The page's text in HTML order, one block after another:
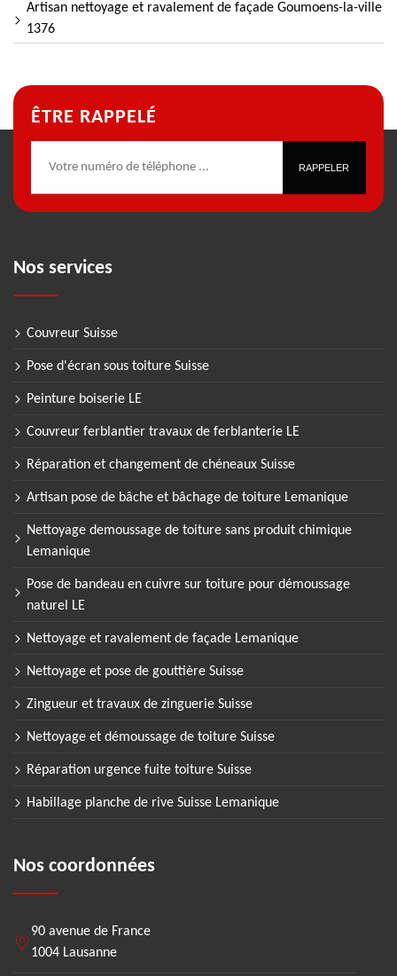
Artisan nettoyage et ravalement de façade Goumoens-la-ville
1376
ÊTRE RAPPELÉ
Nos services
Couvreur Suisse
Pose d'écran sous toiture Suisse
Peinture boiserie LE
Couvreur ferblantier travaux de ferblanterie LE
Réparation et changement de chéneaux Suisse
Artisan pose de bâche et bâchage de toiture Lemanique
Nettoyage demoussage de toiture sans produit chimique
Lemanique
Pose de bandeau en cuivre sur toiture pour démoussage
naturel LE
Nettoyage et ravalement de façade Lemanique
Nettoyage et pose de gouttière Suisse
Zingueur et travaux de zinguerie Suisse
Nettoyage et démoussage de toiture Suisse
Réparation urgence fuite toiture Suisse
Habillage planche de rive Suisse Lemanique
Nos coordonnées
90 avenue de France
1004 Lausanne